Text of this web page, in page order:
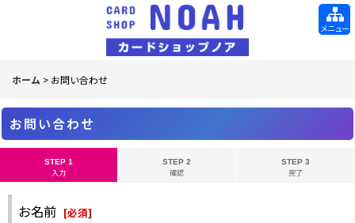
メニュー
ホーム > お問い合わせ
お問い合わせ
STEP 1
入力
STEP 2
確認
STEP 3
完了
お名前 [必須]